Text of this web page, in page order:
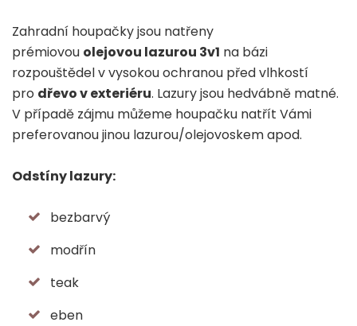
Zahradní houpačky jsou natřeny
prémiovou olejovou lazurou 3v1 na bázi
rozpouštědel v vysokou ochranou před vlhkostí
pro dřevo v exteriéru. Lazury jsou hedvábně matné.
V případě zájmu můžeme houpačku natřít Vámi
preferovanou jinou lazurou/olejovoskem apod.
Odstíny lazury:
bezbarvý
modřín
teak
eben